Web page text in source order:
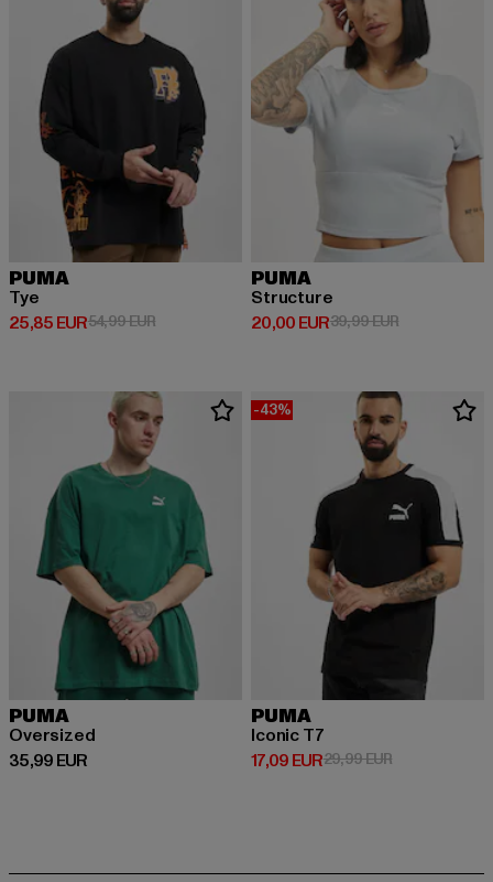
PUMA
Tye
25,85 EUR
Derzeitiger Preis: 25,85 EUR
54,99 EURAktionspreis: 54,99 EUR
PUMA
Structure
20,00 EUR
Derzeitiger Preis: 20,00 EUR
39,99 EURAktionspreis:
PUMA
Oversized
35,99 EUR
Derzeitiger Preis: 35,99 EUR
-43%
PUMA
Iconic T7
17,09 EUR
Derzeitiger Preis: 17,09 EUR
29,99 EURAktionspreis: